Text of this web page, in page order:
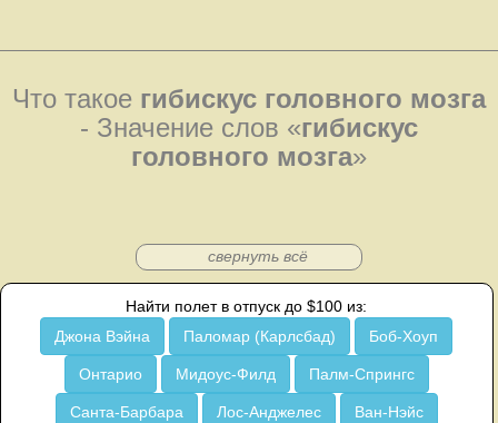
Что такое гибискус головного мозга
- Значение слов «гибискус
головного мозга»
свернуть всё
Найти полет в отпуск до $100 из:
Джона Вэйна
Паломар (Карлсбад) Боб-Хоуп
Онтарио Мидоус-Филд Палм-Спрингс
Санта-Барбара Лос-Анджелес Ван-Нэйс